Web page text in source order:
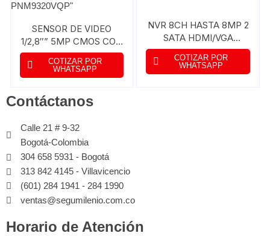
SENSOR DE VIDEO
1/2,8″” 5MP CMOS CON
LENTE FIJO DE 4,6MM
FOV H. 77,9° V. 57,9°
PARA LA
COTIZAR POR
WHATSAPP
NVR 8CH HASTA 8MP 2
SATA HDMI/VGA
4K/1080P 8 PoE MAX.
50W DD 2TB INCLUIDO
H.265
COTIZAR POR
WHATSAPP
Contáctanos
Calle 21 # 9-32
Bogotá-Colombia
304 658 5931 - Bogotá
313 842 4145 - Villavicencio
(601) 284 1941 - 284 1990
ventas@segumilenio.com.co
Horario de Atención